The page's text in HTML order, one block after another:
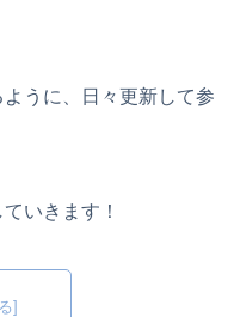
うに、日々更新して参
いきます！